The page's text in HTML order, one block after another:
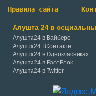
Правила сайта
Алушта 24 в
Алушта24 в Вайбере
Алушта24 ВКонтакте
Алушта24 в Однокласниках
Алушта24 в FaceBook
Алушта24 в Twitter